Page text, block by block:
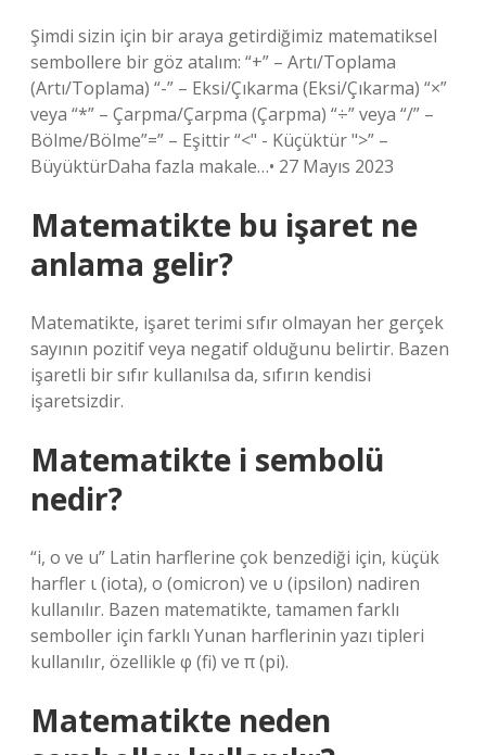
Şimdi sizin için bir araya getirdiğimiz matematiksel
sembollere bir göz atalım: “+” – Artı/Toplama
(Artı/Toplama) “-” – Eksi/Çıkarma (Eksi/Çıkarma) “×”
veya “*” – Çarpma/Çarpma (Çarpma) “÷” veya “/” –
Bölme/Bölme”=” – Eşittir “<" - Küçüktür ">” –
BüyüktürDaha fazla makale…• 27 Mayıs 2023
Matematikte bu işaret ne
anlama gelir?
Matematikte, işaret terimi sıfır olmayan her gerçek
sayının pozitif veya negatif olduğunu belirtir. Bazen
işaretli bir sıfır kullanılsa da, sıfırın kendisi
işaretsizdir.
Matematikte i sembolü
nedir?
“i, o ve u” Latin harflerine çok benzediği için, küçük
harfler ι (iota), ο (omicron) ve υ (ipsilon) nadiren
kullanılır. Bazen matematikte, tamamen farklı
semboller için farklı Yunan harflerinin yazı tipleri
kullanılır, özellikle φ (fi) ve π (pi).
Matematikte neden